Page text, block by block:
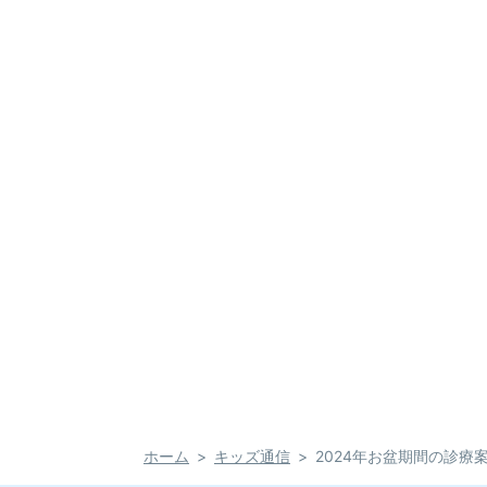
ホーム キッズ通信 2024年お盆期間の診療